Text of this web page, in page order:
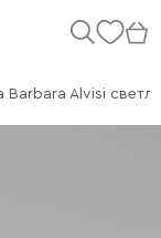
Barbara Alvisi